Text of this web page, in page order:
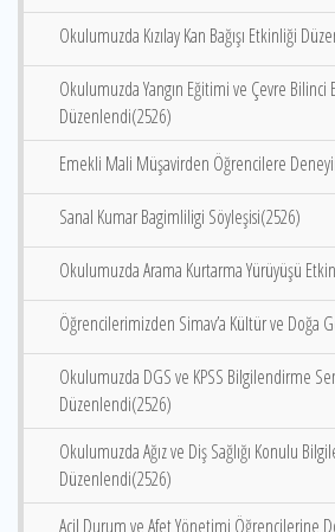
Okulumuzda Kızılay Kan Bağışı Etkinliği
Okulumuzda Yangın Eğitimi ve Çevre Bilinci
Düzenlendi(2526)
Emekli Mali Müşavirden Öğrencilere
Sanal Kumar Bagimliligi Söyleşisi(2526)
Okulumuzda Arama Kurtarma Yürüyüşü
Öğrencilerimizden Simav’a Kültür ve Doğa
Okulumuzda DGS ve KPSS Bilgilendirme
Düzenlendi(2526)
Okulumuzda Ağız ve Diş Sağlığı Konulu
Düzenlendi(2526)
Acil Durum ve Afet Yönetimi Öğrencilerine